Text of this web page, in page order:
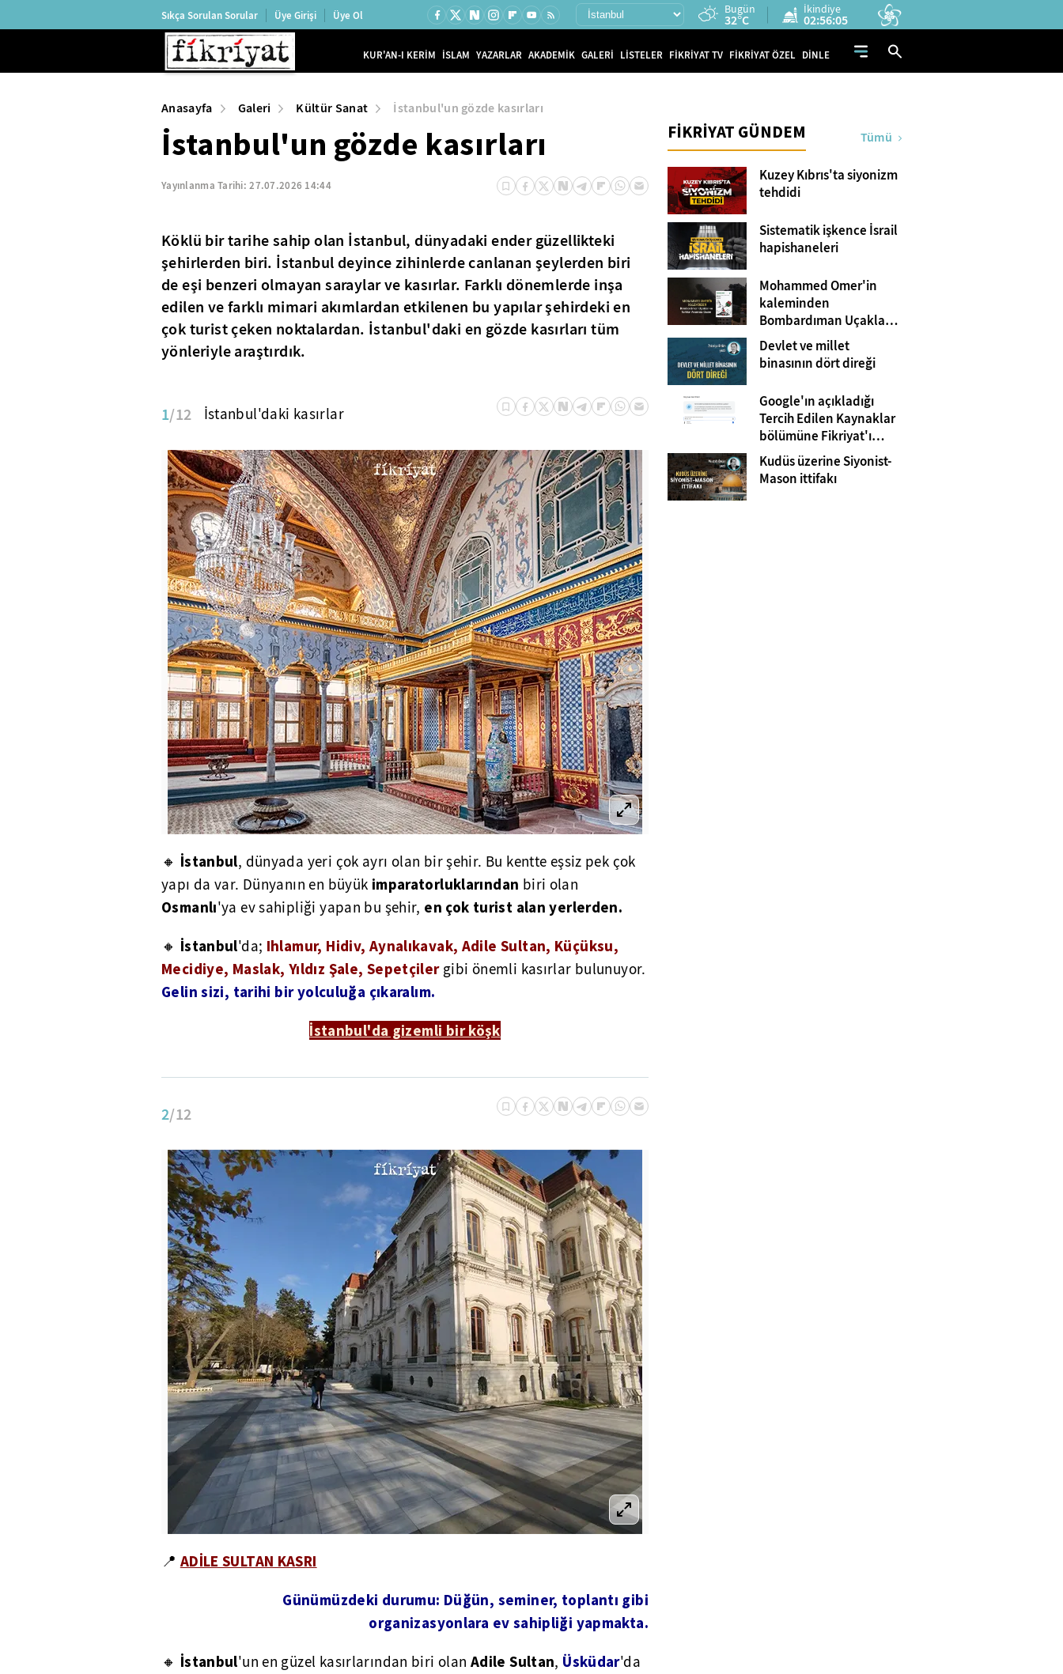
Sıkça Sorulan Sorular Üye Girişi Üye Ol Bugün
32°C
İkindiye
02:56:03
KUR'AN-I KERİM İSLAM YAZARLAR AKADEMİK GALERİ LİSTELER FİKRİYAT TV FİKRİYAT ÖZEL DİNLE
Anasayfa Galeri Kültür Sanat İstanbul'un gözde kasırları
İstanbul'un gözde kasırları
Yayınlanma Tarihi:27.07.2026 14:44
Köklü bir tarihe sahip olan İstanbul, dünyadaki ender güzellikteki
şehirlerden biri. İstanbul deyince zihinlerde canlanan şeylerden biri
de eşi benzeri olmayan saraylar ve kasırlar. Farklı dönemlerde inşa
edilen ve farklı mimari akımlardan etkilenen bu yapılar şehirdeki en
çok turist çeken noktalardan. İstanbul'daki en gözde kasırları tüm
yönleriyle araştırdık.
1/12 İstanbul'daki kasırlar
🔸 İstanbul, dünyada yeri çok ayrı olan bir şehir. Bu kentte eşsiz pek çok
yapı da var. Dünyanın en büyük imparatorluklarından biri olan
Osmanlı'ya ev sahipliği yapan bu şehir, en çok turist alan yerlerden.
🔸 İstanbul'da; Ihlamur, Hidiv, Aynalıkavak, Adile Sultan, Küçüksu,
Mecidiye, Maslak, Yıldız Şale, Sepetçilergibi önemli kasırlar bulunuyor.
Gelin sizi, tarihi bir yolculuğa çıkaralım.
İstanbul'da gizemli bir köşk
2/12
📍 ADİLE SULTAN KASRI
Günümüzdeki durumu: Düğün, seminer, toplantı gibi
organizasyonlara ev sahipliği yapmakta.
🔸 İstanbul'un en güzel kasırlarından biri olan Adile Sultan, Üsküdar'da
FİKRİYAT GÜNDEM Tümü
Kuzey Kıbrıs'ta siyonizm
tehdidi
Sistematik işkence İsrail
hapishaneleri
Mohammed Omer'in
kaleminden
Bombardıman Uçakları
ve Tanklar Arasında
Gazze
Devlet ve millet
binasının dört direği
Google'ın açıkladığı
Tercih Edilen Kaynaklar
bölümüne Fikriyat'ı
eklemeyi unutmayın!
Kudüs üzerine Siyonist-
Mason ittifakı